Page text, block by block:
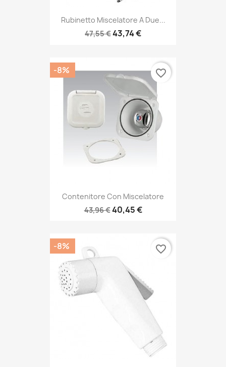
Rubinetto Miscelatore A Due...
47,55 €43,74 €
Contenitore Con Miscelatore
43,96 €40,45 €
-8% favorite_border
-8% favorite_border